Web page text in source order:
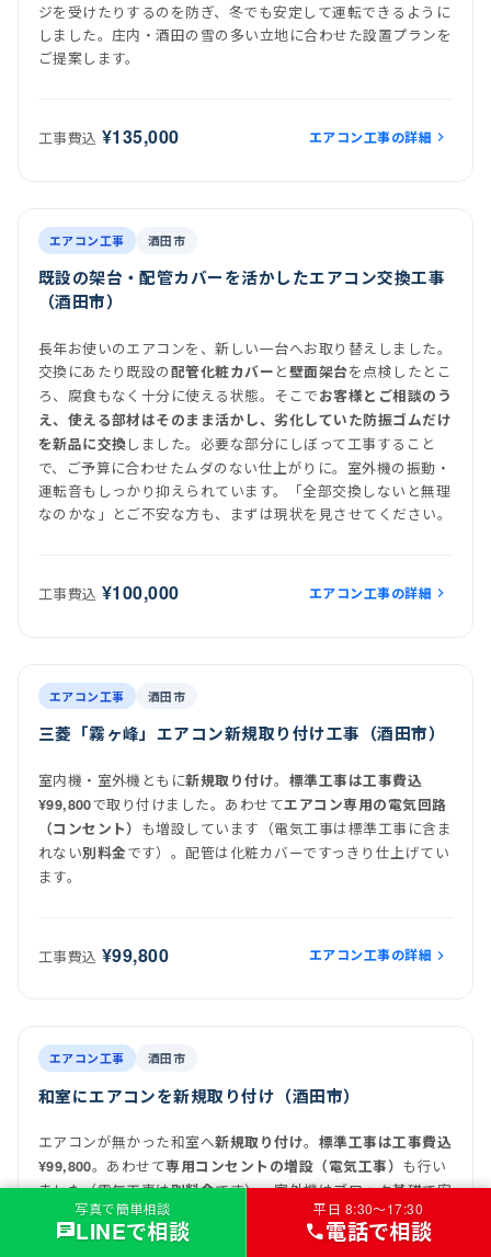
ジを受けたりするのを防ぎ、冬でも安定して運転できるように
しました。庄内・酒田の雪の多い立地に合わせた設置プランを
ご提案します。
工事費込 ¥135,000 エアコン工事の詳細
施工後
エアコン工事 酒田市
既設の架台・配管カバーを活かしたエアコン交換工事
（酒田市）
長年お使いのエアコンを、新しい一台へお取り替えしました。
交換にあたり既設の配管化粧カバー と壁面架台を点検したとこ
ろ、腐食もなく十分に使える状態。そこでお客様とご相談のう
え、使える部材はそのまま活かし、劣化していた防振ゴムだけ
を新品に交換しました。必要な部分にしぼって工事すること
で、ご予算に合わせたムダのない仕上がりに。室外機の振動・
運転音もしっかり抑えられています。「全部交換しないと無理
なのかな」とご不安な方も、まずは現状を見させてください。
工事費込 ¥100,000 エアコン工事の詳細
施工後
エアコン工事 酒田市
三菱「霧ヶ峰」エアコン新規取り付け工事（酒田市）
室内機・室外機ともに新規取り付け。 標準工事は工事費込
¥99,800で取り付けました。あわせてエアコン専用の電気回路
（コンセント） も増設しています（電気工事は標準工事に含ま
れない別料金です）。配管は化粧カバーですっきり仕上げてい
ます。
工事費込 ¥99,800 エアコン工事の詳細
施工後
エアコン工事 酒田市
和室にエアコンを新規取り付け（酒田市）
エアコンが無かった和室へ新規取り付け。 標準工事は工事費込
¥99,800。あわせて専用コンセントの増設（電気工事） も行い
ました（電気工事は別料金です）。室外機はブロック基礎で安
定して設置しています。
写真で簡単相談
chatLINEで相談
平日 8:30〜17:30
call電話で相談